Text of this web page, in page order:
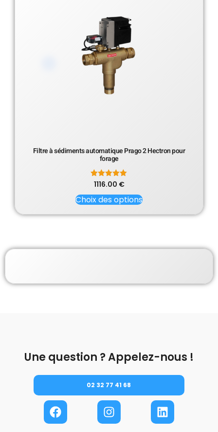
Filtre à sédiments automatique Prago 2 Hectron pour
forage
Note
sur 5
1116.00 €
Choix des options
Une question ? Appelez-nous !
02 32 77 41 68